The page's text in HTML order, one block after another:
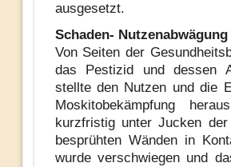
ausgesetzt.
Schaden-
Von Seiten der
das Pestizid und dessen
stellte den Nutzen und die
Moskitobekämpfung
kurzfristig unter Jucken
besprühten Wänden in
wurde verschwiegen und